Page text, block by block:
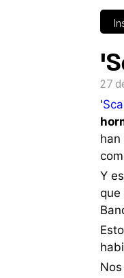
27
'
han
Y
que